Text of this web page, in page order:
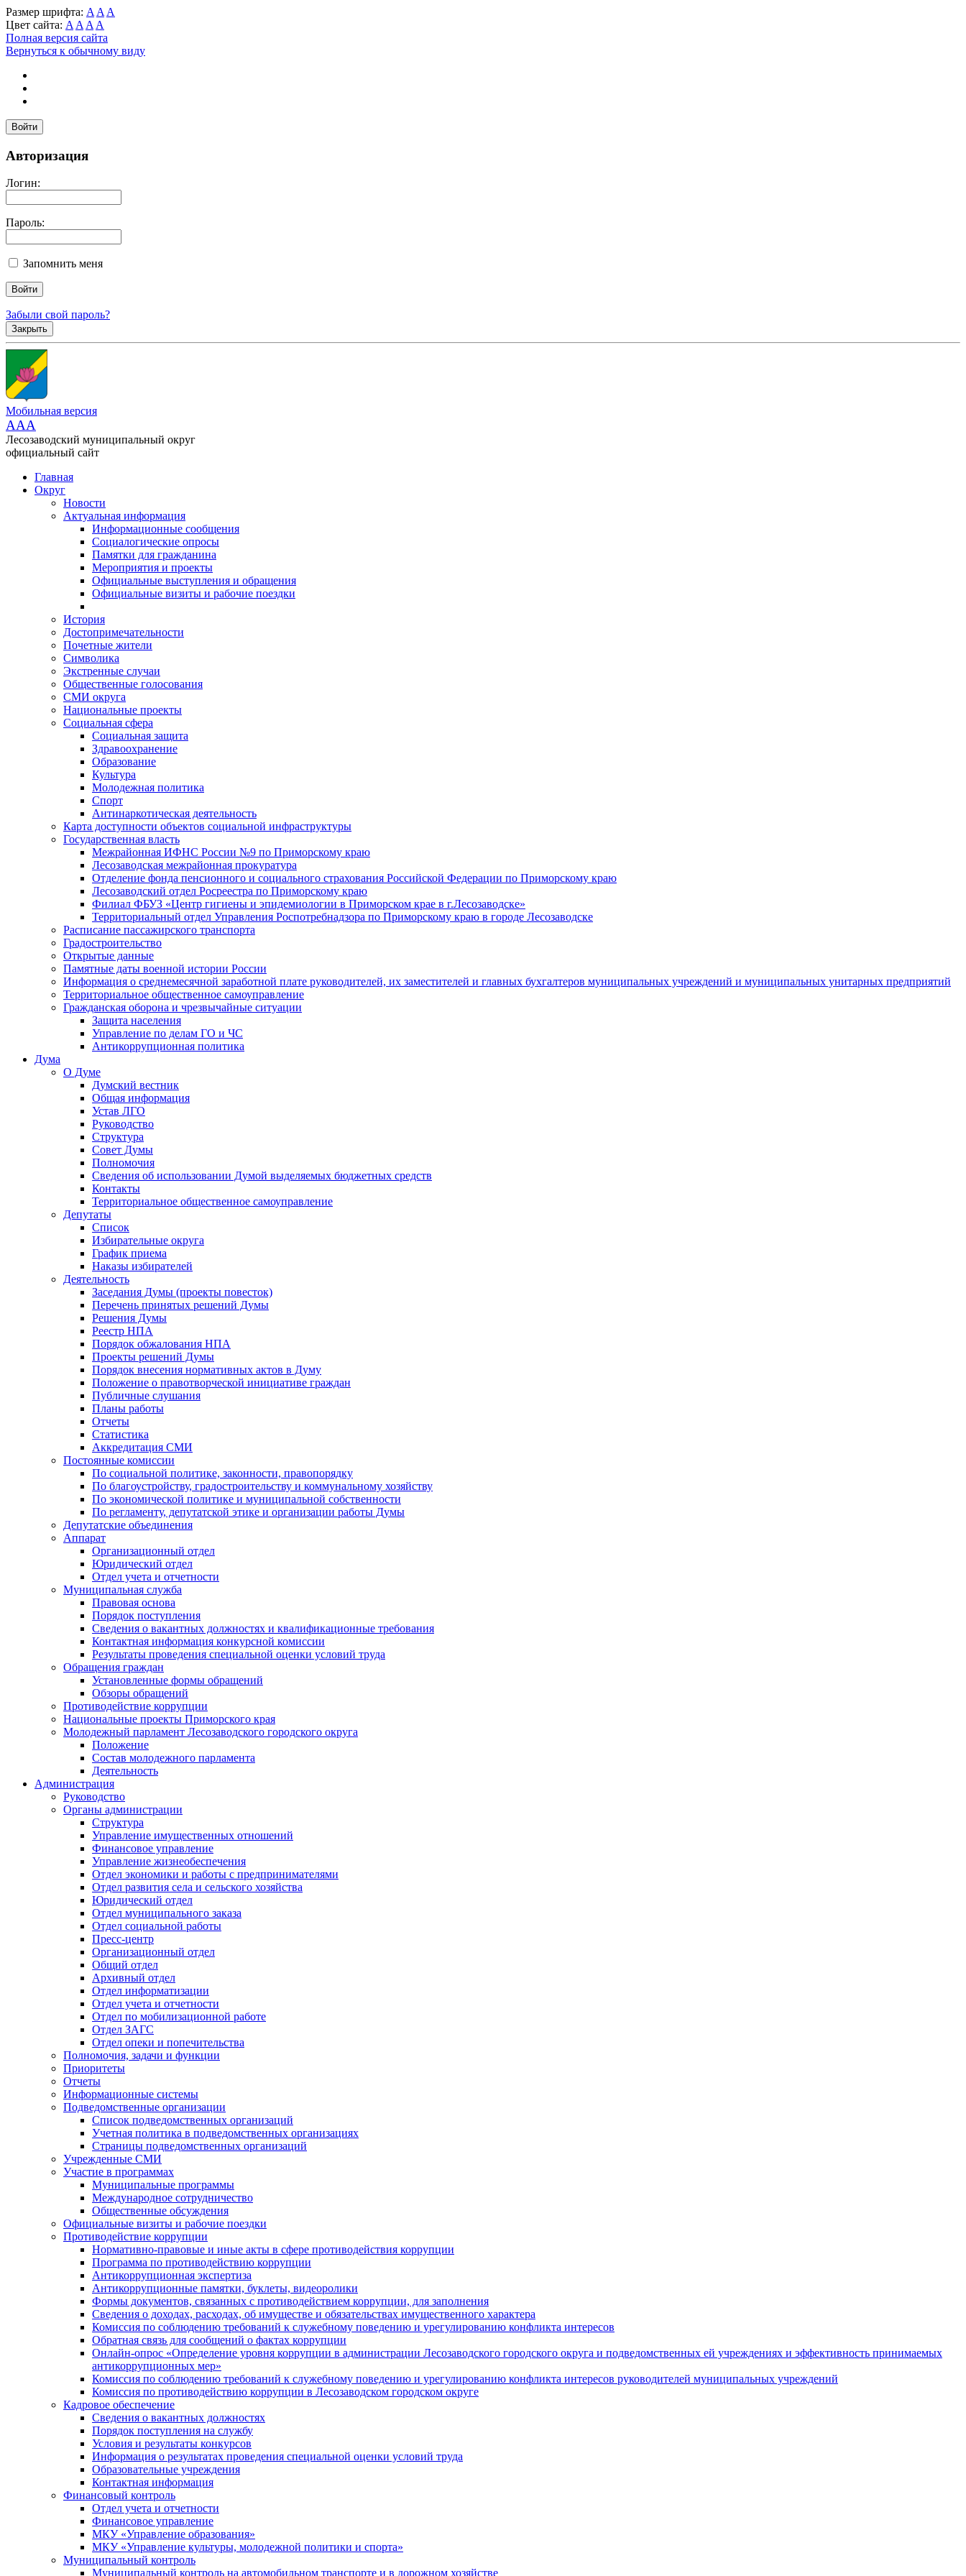
Размер шрифта: A A A
Цвет сайта: A A A A
Полная версия сайта
Вернуться к обычному виду
Войти
Авторизация
Логин:
Пароль:
Запомнить меня
Забыли свой пароль?
Закрыть
Мобильная версия
AAA
Лесозаводский муниципальный округ
официальный сайт
Главная
Округ
Новости
Актуальная информация
Информационные сообщения
Социалогические опросы
Памятки для гражданина
Мероприятия и проекты
Официальные выступления и обращения
Официальные визиты и рабочие поездки
История
Достопримечательности
Почетные жители
Символика
Экстренные случаи
Общественные голосования
СМИ округа
Национальные проекты
Социальная сфера
Социальная защита
Здравоохранение
Образование
Культура
Молодежная политика
Спорт
Антинаркотическая деятельность
Карта доступности объектов социальной инфраструктуры
Государственная власть
Межрайонная ИФНС России №9 по Приморскому краю
Лесозаводская межрайонная прокуратура
Отделение фонда пенсионного и социального страхования Российской Федерации по Приморскому краю
Лесозаводский отдел Росреестра по Приморскому краю
Филиал ФБУЗ «Центр гигиены и эпидемиологии в Приморском крае в г.Лесозаводске»
Территориальный отдел Управления Роспотребнадзора по Приморскому краю в городе Лесозаводске
Расписание пассажирского транспорта
Градостроительство
Открытые данные
Памятные даты военной истории России
Информация о среднемесячной заработной плате руководителей, их заместителей и главных бухгалтеров муниципальных учреждений и муниципальных унитарных предприятий
Территориальное общественное самоуправление
Гражданская оборона и чрезвычайные ситуации
Защита населения
Управление по делам ГО и ЧС
Антикоррупционная политика
Дума
О Думе
Думский вестник
Общая информация
Устав ЛГО
Руководство
Структура
Совет Думы
Полномочия
Сведения об использовании Думой выделяемых бюджетных средств
Контакты
Территориальное общественное самоуправление
Депутаты
Список
Избирательные округа
График приема
Наказы избирателей
Деятельность
Заседания Думы (проекты повесток)
Перечень принятых решений Думы
Решения Думы
Реестр НПА
Порядок обжалования НПА
Проекты решений Думы
Порядок внесения нормативных актов в Думу
Положение о правотворческой инициативе граждан
Публичные слушания
Планы работы
Отчеты
Статистика
Аккредитация СМИ
Постоянные комиссии
По социальной политике, законности, правопорядку
По благоустройству, градостроительству и коммунальному хозяйству
По экономической политике и муниципальной собственности
По регламенту, депутатской этике и организации работы Думы
Депутатские объединения
Аппарат
Организационный отдел
Юридический отдел
Отдел учета и отчетности
Муниципальная служба
Правовая основа
Порядок поступления
Сведения о вакантных должностях и квалификационные требования
Контактная информация конкурсной комиссии
Результаты проведения специальной оценки условий труда
Обращения граждан
Установленные формы обращений
Обзоры обращений
Противодействие коррупции
Национальные проекты Приморского края
Молодежный парламент Лесозаводского городского округа
Положение
Состав молодежного парламента
Деятельность
Администрация
Руководство
Органы администрации
Структура
Управление имущественных отношений
Финансовое управление
Управление жизнеобеспечения
Отдел экономики и работы с предпринимателями
Отдел развития села и сельского хозяйства
Юридический отдел
Отдел муниципального заказа
Отдел социальной работы
Пресс-центр
Организационный отдел
Общий отдел
Архивный отдел
Отдел информатизации
Отдел учета и отчетности
Отдел по мобилизационной работе
Отдел ЗАГС
Отдел опеки и попечительства
Полномочия, задачи и функции
Приоритеты
Отчеты
Информационные системы
Подведомственные организации
Список подведомственных организаций
Учетная политика в подведомственных организациях
Страницы подведомственных организаций
Учрежденные СМИ
Участие в программах
Муниципальные программы
Международное сотрудничество
Общественные обсуждения
Официальные визиты и рабочие поездки
Противодействие коррупции
Нормативно-правовые и иные акты в сфере противодействия коррупции
Программа по противодействию коррупции
Антикоррупционная экспертиза
Антикоррупционные памятки, буклеты, видеоролики
Формы документов, связанных с противодействием коррупции, для заполнения
Сведения о доходах, расходах, об имуществе и обязательствах имущественного характера
Комиссия по соблюдению требований к служебному поведению и урегулированию конфликта интересов
Обратная связь для сообщений о фактах коррупции
Онлайн-опрос «Определение уровня коррупции в администрации Лесозаводского городского округа и подведомственных ей учреждениях и эффективность принимаемых
антикоррупционных мер»
Комиссия по соблюдению требований к служебному поведению и урегулированию конфликта интересов руководителей муниципальных учреждений
Комиссия по противодействию коррупции в Лесозаводском городском округе
Кадровое обеспечение
Сведения о вакантных должностях
Порядок поступления на службу
Условия и результаты конкурсов
Информация о результатах проведения специальной оценки условий труда
Образовательные учреждения
Контактная информация
Финансовый контроль
Отдел учета и отчетности
Финансовое управление
МКУ «Управление образования»
МКУ «Управление культуры, молодежной политики и спорта»
Муниципальный контроль
Муниципальный контроль на автомобильном транспорте и в дорожном хозяйстве